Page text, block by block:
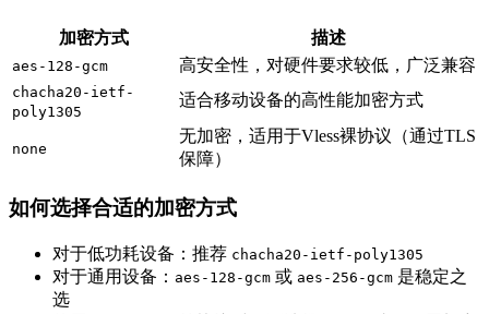
加密方式 描述
aes-128-gcm 高安全性，对硬件要求较低，广泛兼容
chacha20-ietf-
poly1305
适合移动设备的高性能加密方式
none
无加密，适用于Vless裸协议（通过TLS
保障）
如何选择合适的加密方式
对于低功耗设备：推荐 chacha20-ietf-poly1305
对于通用设备： aes-128-gcm 或 aes-256-gcm 是稳定之
选